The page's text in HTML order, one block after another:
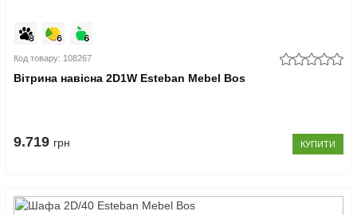
Код товару: 108267
Вітрина навісна 2D1W Esteban Mebel Bos
9.719 грн КУПИТИ